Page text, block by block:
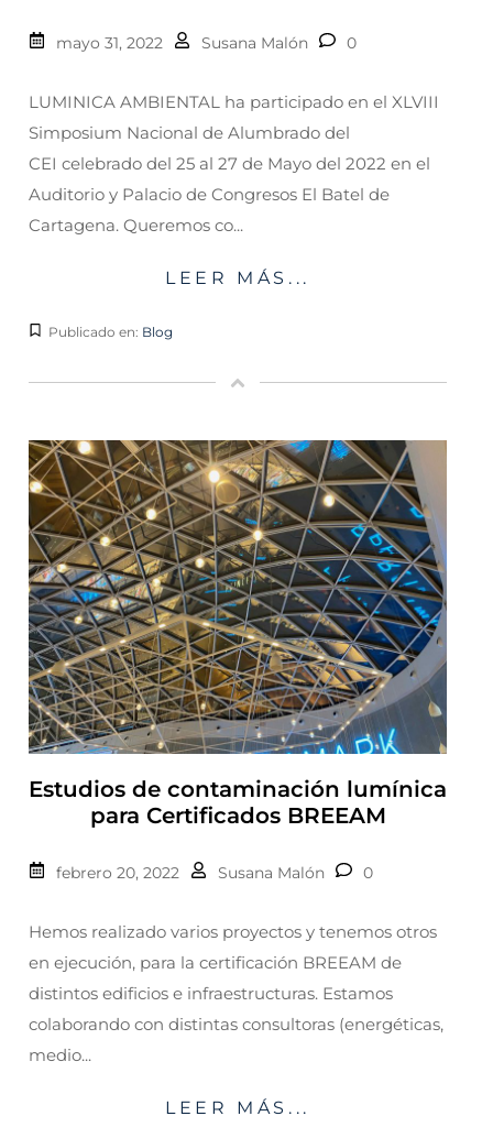
mayo 31, 2022 Susana Malón 0
LUMINICA AMBIENTAL ha participado en el XLVIII
Simposium Nacional de Alumbrado del
CEI celebrado del 25 al 27 de Mayo del 2022 en el
Auditorio y Palacio de Congresos El Batel de
Cartagena. Queremos co...
LEER MÁS...
Publicado en: Blog
Estudios de contaminación lumínica
para Certificados BREEAM
febrero 20, 2022 Susana Malón 0
Hemos realizado varios proyectos y tenemos otros
en ejecución, para la certificación BREEAM de
distintos edificios e infraestructuras. Estamos
colaborando con distintas consultoras (energéticas,
medio...
LEER MÁS...